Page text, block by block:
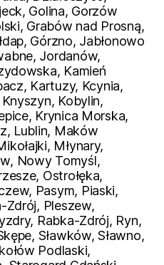
Golina, Gorzów
Grabów nad Prosną,
Górzno, Jabłonowo
Jordanów,
Kamień
Kartuzy, Kcynia,
Kobylin,
Krynica Morska,
Lublin, Maków
Młynary,
Nowy Tomyśl,
Ostrołęka,
Pasym, Piaski,
Zdrój, Pleszew,
Rabka-Zdrój, Ryn,
Sławków, Sławno,
Podlaski,